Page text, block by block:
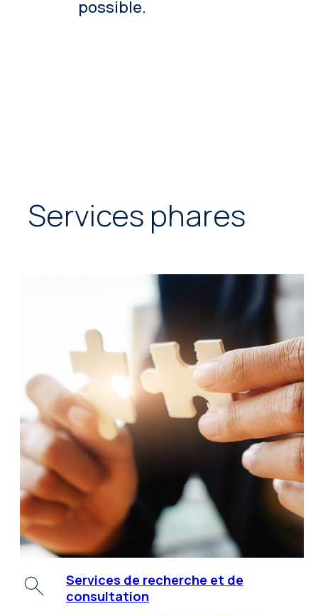
possible.
Services phares
Services de recherche et de
consultation